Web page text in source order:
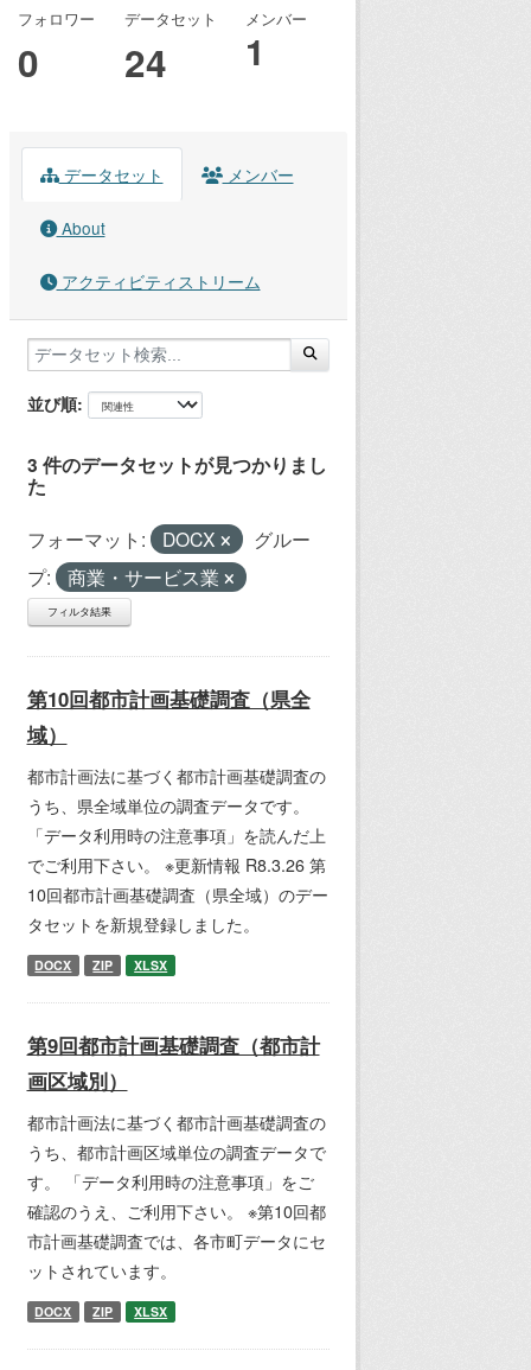
フォロワー
0
データセット
24
メンバー
1
データセット メンバー
About
アクティビティストリーム
並び順
3 件のデータセットが見つかりまし
た
フォーマット: DOCX
グルー
プ:
商業・サービス業
フィルタ結果
第10回都市計画基礎調査（県全
域）
都市計画法に基づく都市計画基礎調査の
うち、県全域単位の調査データです。
「データ利用時の注意事項」を読んだ上
でご利用下さい。 ※更新情報 R8.3.26 第
10回都市計画基礎調査（県全域）のデー
タセットを新規登録しました。
DOCX ZIP XLSX
第9回都市計画基礎調査（都市計
画区域別）
都市計画法に基づく都市計画基礎調査の
うち、都市計画区域単位の調査データで
す。 「データ利用時の注意事項」をご
確認のうえ、ご利用下さい。 ※第10回都
市計画基礎調査では、各市町データにセ
ットされています。
DOCX ZIP XLSX